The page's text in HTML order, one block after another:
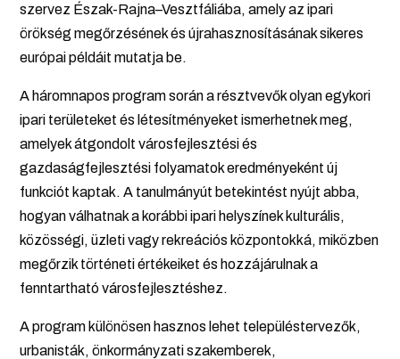
szervez Észak-Rajna–Vesztfáliába, amely az ipari
örökség megőrzésének és újrahasznosításának sikeres
európai példáit mutatja be.
A háromnapos program során a résztvevők olyan egykori
ipari területeket és létesítményeket ismerhetnek meg,
amelyek átgondolt városfejlesztési és
gazdaságfejlesztési folyamatok eredményeként új
funkciót kaptak. A tanulmányút betekintést nyújt abba,
hogyan válhatnak a korábbi ipari helyszínek kulturális,
közösségi, üzleti vagy rekreációs központokká, miközben
megőrzik történeti értékeiket és hozzájárulnak a
fenntartható városfejlesztéshez.
A program különösen hasznos lehet településtervezők,
urbanisták, önkormányzati szakemberek,